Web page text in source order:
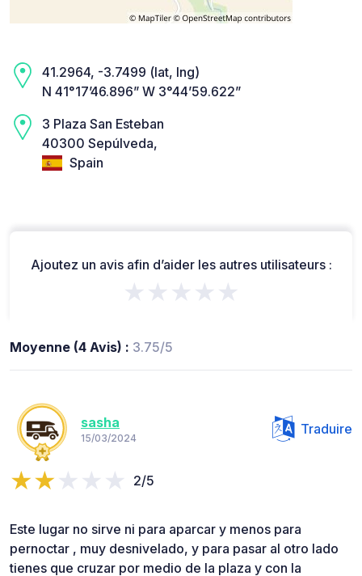
41.2964, -3.7499 (lat, lng)
N 41°17’46.896” W 3°44’59.622”
3 Plaza San Esteban
40300 Sepúlveda,
Spain
Ajoutez un avis afin d’aider les autres utilisateurs :
★★★★★
Moyenne (4 Avis) : 3.75/5
sasha
15/03/2024
Traduire
2/5
Este lugar no sirve ni para aparcar y menos para
pernoctar , muy desnivelado, y para pasar al otro lado
tienes que cruzar por medio de la plaza y con la